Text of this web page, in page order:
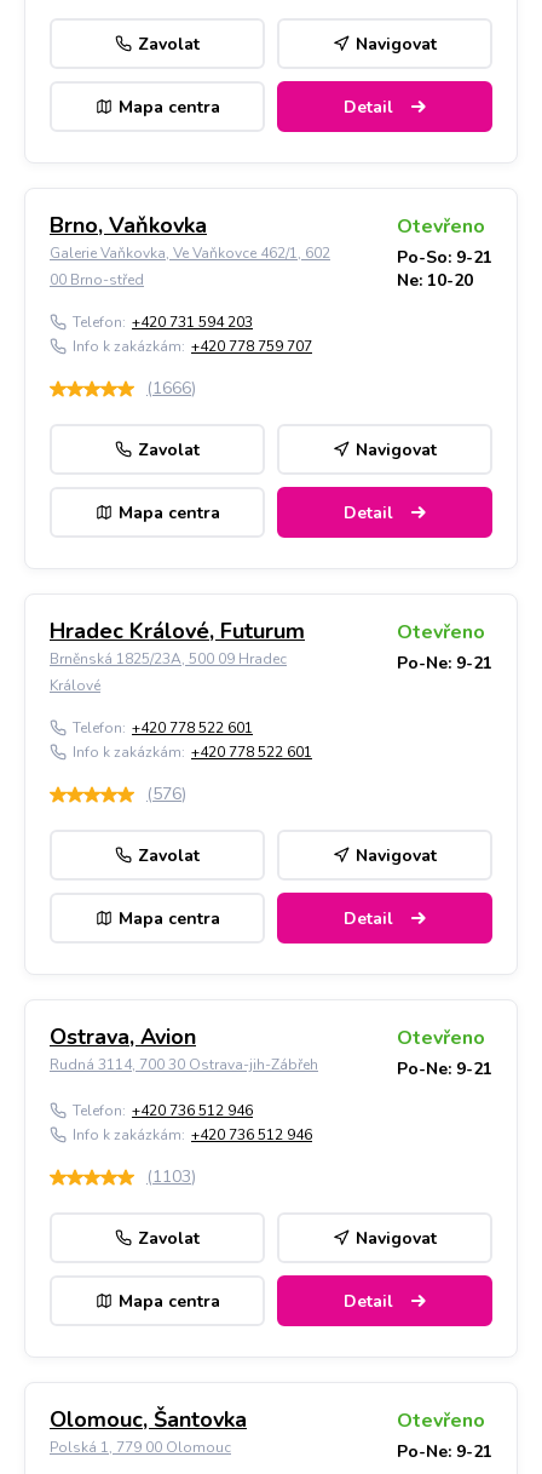
Zavolat Navigovat
Mapa centra Detail
Brno, Vaňkovka
Galerie Vaňkovka, Ve Vaňkovce 462/1, 602
00 Brno-střed
Otevřeno
Po-So: 9-21
Ne: 10-20
Telefon: +420 731 594 203
Info k zakázkám: +420 778 759 707
(1666)
Zavolat Navigovat
Mapa centra Detail
Hradec Králové, Futurum
Brněnská 1825/23A, 500 09 Hradec
Králové
Otevřeno
Po-Ne: 9-21
Telefon: +420 778 522 601
Info k zakázkám: +420 778 522 601
(576)
Zavolat Navigovat
Mapa centra Detail
Ostrava, Avion
Rudná 3114, 700 30 Ostrava-jih-Zábřeh
Otevřeno
Po-Ne: 9-21
Telefon: +420 736 512 946
Info k zakázkám: +420 736 512 946
(1103)
Zavolat Navigovat
Mapa centra Detail
Olomouc, Šantovka
Polská 1, 779 00 Olomouc
Otevřeno
Po-Ne: 9-21